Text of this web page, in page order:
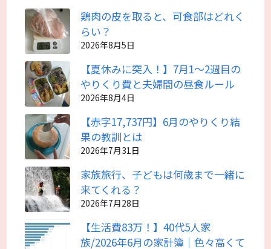
鶏肉の皮を取ると、可食部はどれく
らい？
2026年8月5日
【夏休みに突入！】7月1～2週目の
やりくり費と夫婦間の昼食ルール
2026年8月4日
【赤字17,737円】6月のやりくり結
果の教訓とは
2026年7月31日
家族旅行、子どもは何歳まで一緒に
来てくれる？
2026年7月28日
【生活費83万！】40代5人家
族/2026年6月の家計簿｜色々高くて